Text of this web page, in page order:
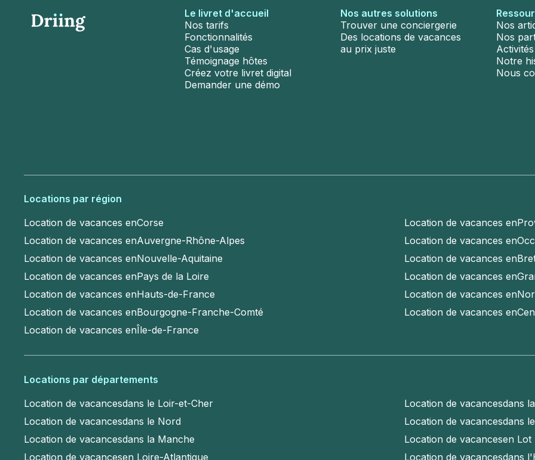
Le livret d'accueil
Nos tarifs
Fonctionnalités
Cas d'usage
Témoignage hôtes
Créez votre livret digital
Demander une démo
Nos autres solutions
Trouver une conciergerie
Des locations de vacances
au prix juste
Nos
Nos
Notre
Nous
Locations par région
Location de vacances enCorse Location de vacances en
Location de vacances enAuvergne-Rhône-Alpes Location de vacances en
Location de vacances enNouvelle-Aquitaine Location de vacances en
Location de vacances enPays de la Loire Location de vacances en
Location de vacances enHauts-de-France Location de vacances en
Location de vacances enBourgogne-Franche-Comté Location de vacances en
Location de vacances enÎle-de-France
Locations par départements
Location de vacancesdans le Loir-et-Cher Location de vacancesdans
Location de vacancesdans le Nord Location de vacancesdans
Location de vacancesdans la Manche Location de vacancesen Lot
Location de vacancesen Loire-Atlantique Location de vacancesdans